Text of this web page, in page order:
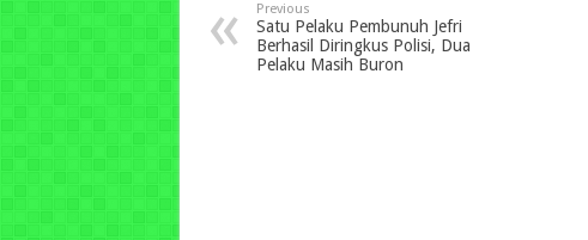
Previous
Satu Pelaku Pembunuh Jefri
Berhasil Diringkus Polisi, Dua
Pelaku Masih Buron